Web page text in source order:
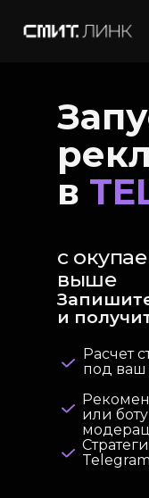
в
и
с
выше
или
Расчет
под ваш
Telegram